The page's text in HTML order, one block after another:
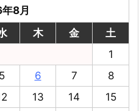
8月
木 金
土
1
5 6 7
8
13 14
15